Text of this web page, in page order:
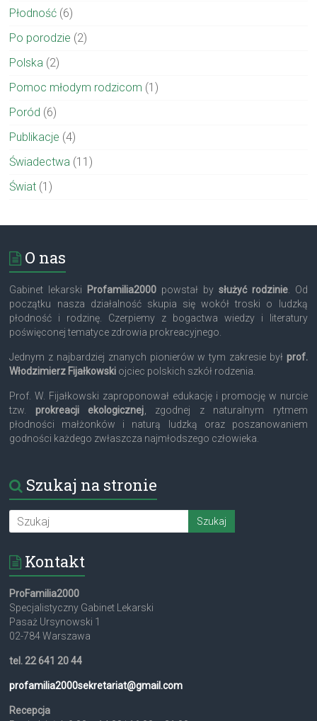
Płodność (6)
Po porodzie (2)
Polska (2)
Pomoc młodym rodzicom (1)
Poród (6)
Publikacje (4)
Świadectwa (11)
Świat (1)
O nas
Gabinet lekarski Profamilia2000 powstał by służyć rodzinie. Od
początku nasza działalność skupia się wokół troski o ludzką
płodność i rodzinę. Czerpiemy z bogactwa wiedzy i literatury
poświęconej tematyce zdrowia prokreacyjnego.
Jednym z najbardziej znanych pionierów w tym zakresie był prof.
Włodzimierz Fijałkowski ojciec polskich szkół rodzenia.
Prof. W. Fijałkowski zaproponował edukację i promocję w nurcie
tzw. prokreacji ekologicznej , zgodnej z naturalnym rytmem
płodności małżonków i naturą ludzką oraz poszanowaniem
godności każdego zwłaszcza najmłodszego człowieka.
Szukaj na stronie
Kontakt
ProFamilia2000
Specjalistyczny Gabinet Lekarski
Pasaż Ursynowski 1
02-784 Warszawa
tel. 22 641 20 44
profamilia2000sekretariat@gmail.com
Recepcja